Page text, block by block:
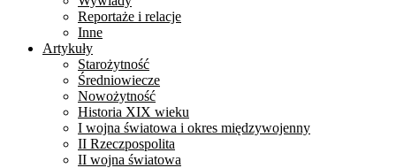
Reportaże i relacje
Inne
Artykuły
Starożytność
Średniowiecze
Nowożytność
Historia XIX wieku
I wojna światowa i okres międzywojenny
II Rzeczpospolita
II wojna światowa